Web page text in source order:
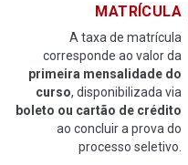
7º SEMESTRE
35 Projeto
36 Currículo
MATRÍCULA
A taxa de matrícula
corresponde ao valor da
primeira mensalidade do
curso, disponibilizada via
boleto ou cartão de crédito
ao concluir a prova do
processo seletivo.